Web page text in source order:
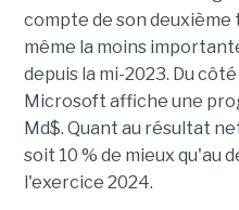
compte de son
même la moins
depuis la mi-2023. Du
Microsoft affiche une
Md$. Quant au résultat
soit 10 % de mieux qu'au
l'exercice 2024.